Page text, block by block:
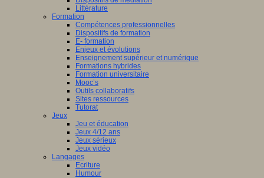
Littérature
Formation
Compétences professionnelles
Dispositifs de formation
E- formation
Enjeux et évolutions
Enseignement supérieur et numérique
Formations hybrides
Formation universitaire
Mooc’s
Outils collaboratifs
Sites ressources
Tutorat
Jeux
Jeu et éducation
Jeux 4/12 ans
Jeux sérieux
Jeux vidéo
Langages
Ecriture
Humour